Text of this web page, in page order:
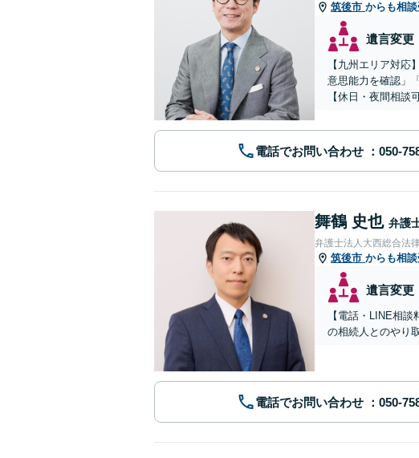
筑後市 からも相
遺言変更
【九州エリア対
意思能力を確認」
【休日・夜間相談可
電話でお問い合わせ
舞鶴 史也 弁護
弁護士法人大西総合法
筑後市 からも相
遺言変更
【電話・LINE相
の相続人とのやり
電話でお問い合わせ